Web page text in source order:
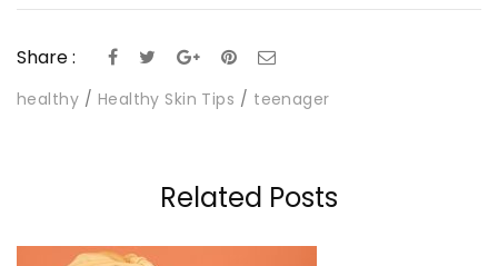
Share :
healthy Healthy Skin Tips teenager
Related Posts